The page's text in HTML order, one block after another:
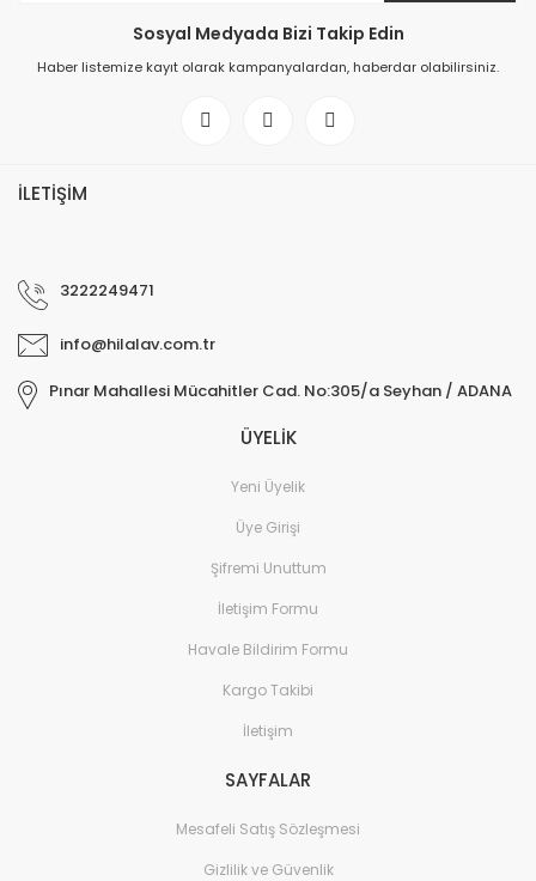
Sosyal Medyada Bizi Takip Edin
Haber listemize kayıt olarak kampanyalardan, haberdar olabilirsiniz.
İLETİŞİM
3222249471
info@hilalav.com.tr
Pınar Mahallesi Mücahitler Cad. No:305/a Seyhan / ADANA
ÜYELİK
Yeni Üyelik
Üye Girişi
Şifremi Unuttum
İletişim Formu
Havale Bildirim Formu
Kargo Takibi
İletişim
SAYFALAR
Mesafeli Satış Sözleşmesi
Gizlilik ve Güvenlik